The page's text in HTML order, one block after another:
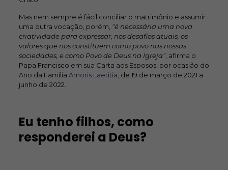
Mas nem sempre é fácil conciliar o matrimônio e assumir
uma outra vocação, porém, “é necessária uma nova
criatividade para expressar, nos desafios atuais, os
valores que nos constituem como povo nas nossas
sociedades, e como Povo de Deus na Igreja”, afirma o
Papa Francisco em sua Carta aos Esposos, por ocasião do
Ano da Família Amoris Laetitia, de 19 de março de 2021 a
junho de 2022.
Eu tenho filhos, como
responderei a Deus?